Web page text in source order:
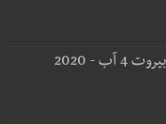
بالصور: انفجار المرفأ في بيروت 4 آب - 2020